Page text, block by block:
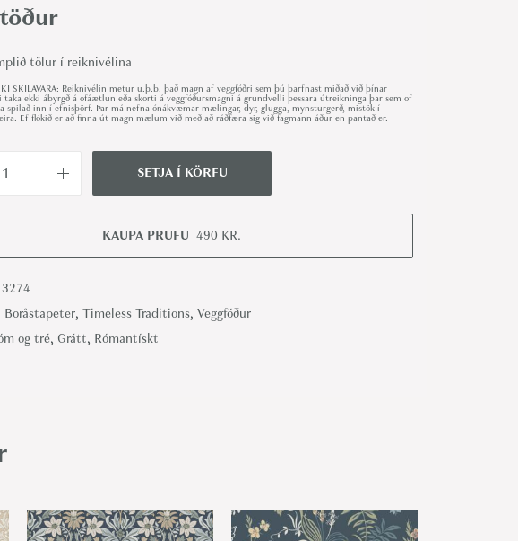
tölur í reiknivélina
SKILAVARA: Reiknivélin metur u.þ.b. það magn af veggfóðri sem þú þarfnast miðað við þínar
ekki ábyrgð á ofáætlun eða skorti á veggfóðursmagni á grundvelli þessara útreikninga þar sem of
inn í efnisþörf. Þar má nefna ónákvæmar mælingar, dyr, glugga, mynsturgerð, mistök í
Ef flókið er að finna út magn mælum við með að ráðfæra sig við fagmann áður en pantað er.
s
b
l
o
r
å
SETJA Í KÖRFU
KAUPA PRUFU 490 KR.
3274
Boråstapeter, Timeless Traditions, Veggfóður
og tré, Grátt, Rómantískt